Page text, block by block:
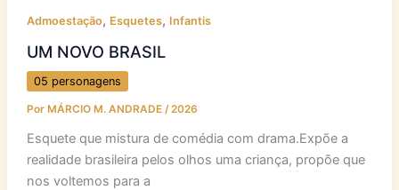
Admoestação, Esquetes, Infantis
UM NOVO BRASIL
05 personagens
Por MÁRCIO M. ANDRADE /2026
Esquete que mistura de comédia com drama.Expõe a
realidade brasileira pelos olhos uma criança, propõe que
nos voltemos para a